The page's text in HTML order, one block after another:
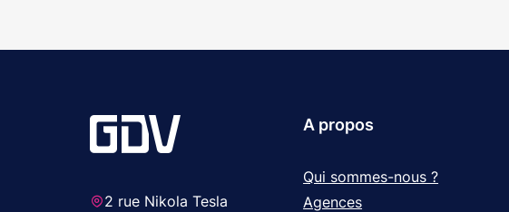
2 rue Nikola Tesla
A propos
Qui sommes-nous ?
Agences